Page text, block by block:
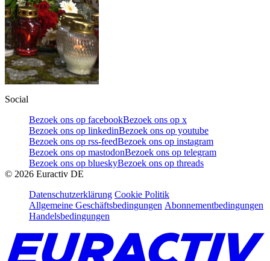
Social
Bezoek ons op facebookBezoek ons op x
Bezoek ons op linkedinBezoek ons op youtube
Bezoek ons op rss-feedBezoek ons op instagram
Bezoek ons op mastodonBezoek ons op telegram
Bezoek ons op blueskyBezoek ons op threads
© 2026 Euractiv DE
Datenschutzerklärung Cookie Politik
Allgemeine Geschäftsbedingungen Abonnementbedingungen
Handelsbedingungen